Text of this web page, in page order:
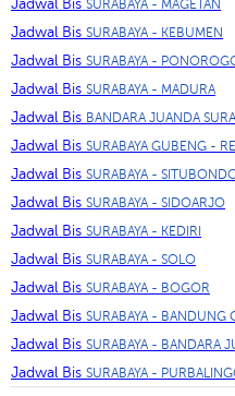
Jadwal Bis SURABAYA - MAGETAN
Jadwal Bis SURABAYA - KEBUMEN
Jadwal Bis SURABAYA -
Jadwal Bis SURABAYA - MADURA
Jadwal Bis BANDARA JUANDA
Jadwal Bis SURABAYA GUBENG -
Jadwal Bis SURABAYA -
Jadwal Bis SURABAYA - SIDOARJO
Jadwal Bis SURABAYA - KEDIRI
Jadwal Bis SURABAYA - SOLO
Jadwal Bis SURABAYA - BOGOR
Jadwal Bis SURABAYA - BANDUNG
Jadwal Bis SURABAYA - BANDARA
Jadwal Bis SURABAYA -